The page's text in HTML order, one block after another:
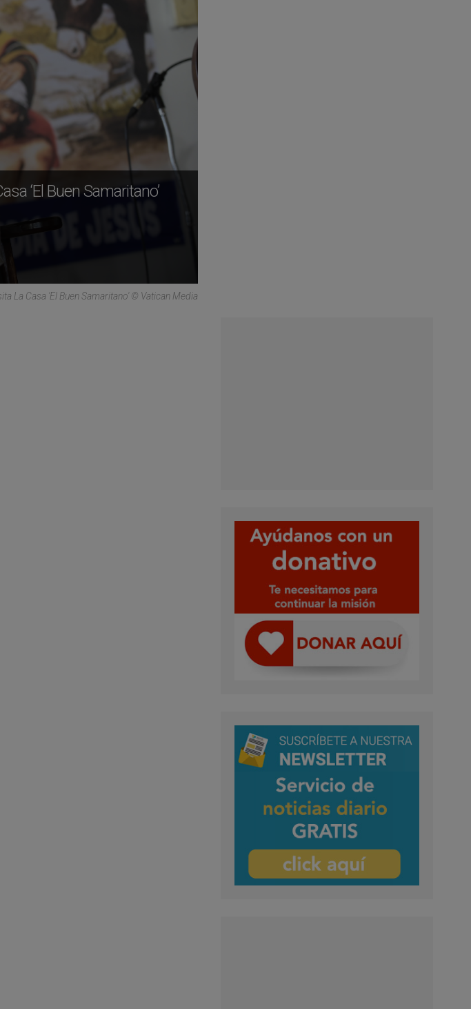
‘El Buen Samaritano’
La Casa 'El Buen Samaritano' © Vatican Media